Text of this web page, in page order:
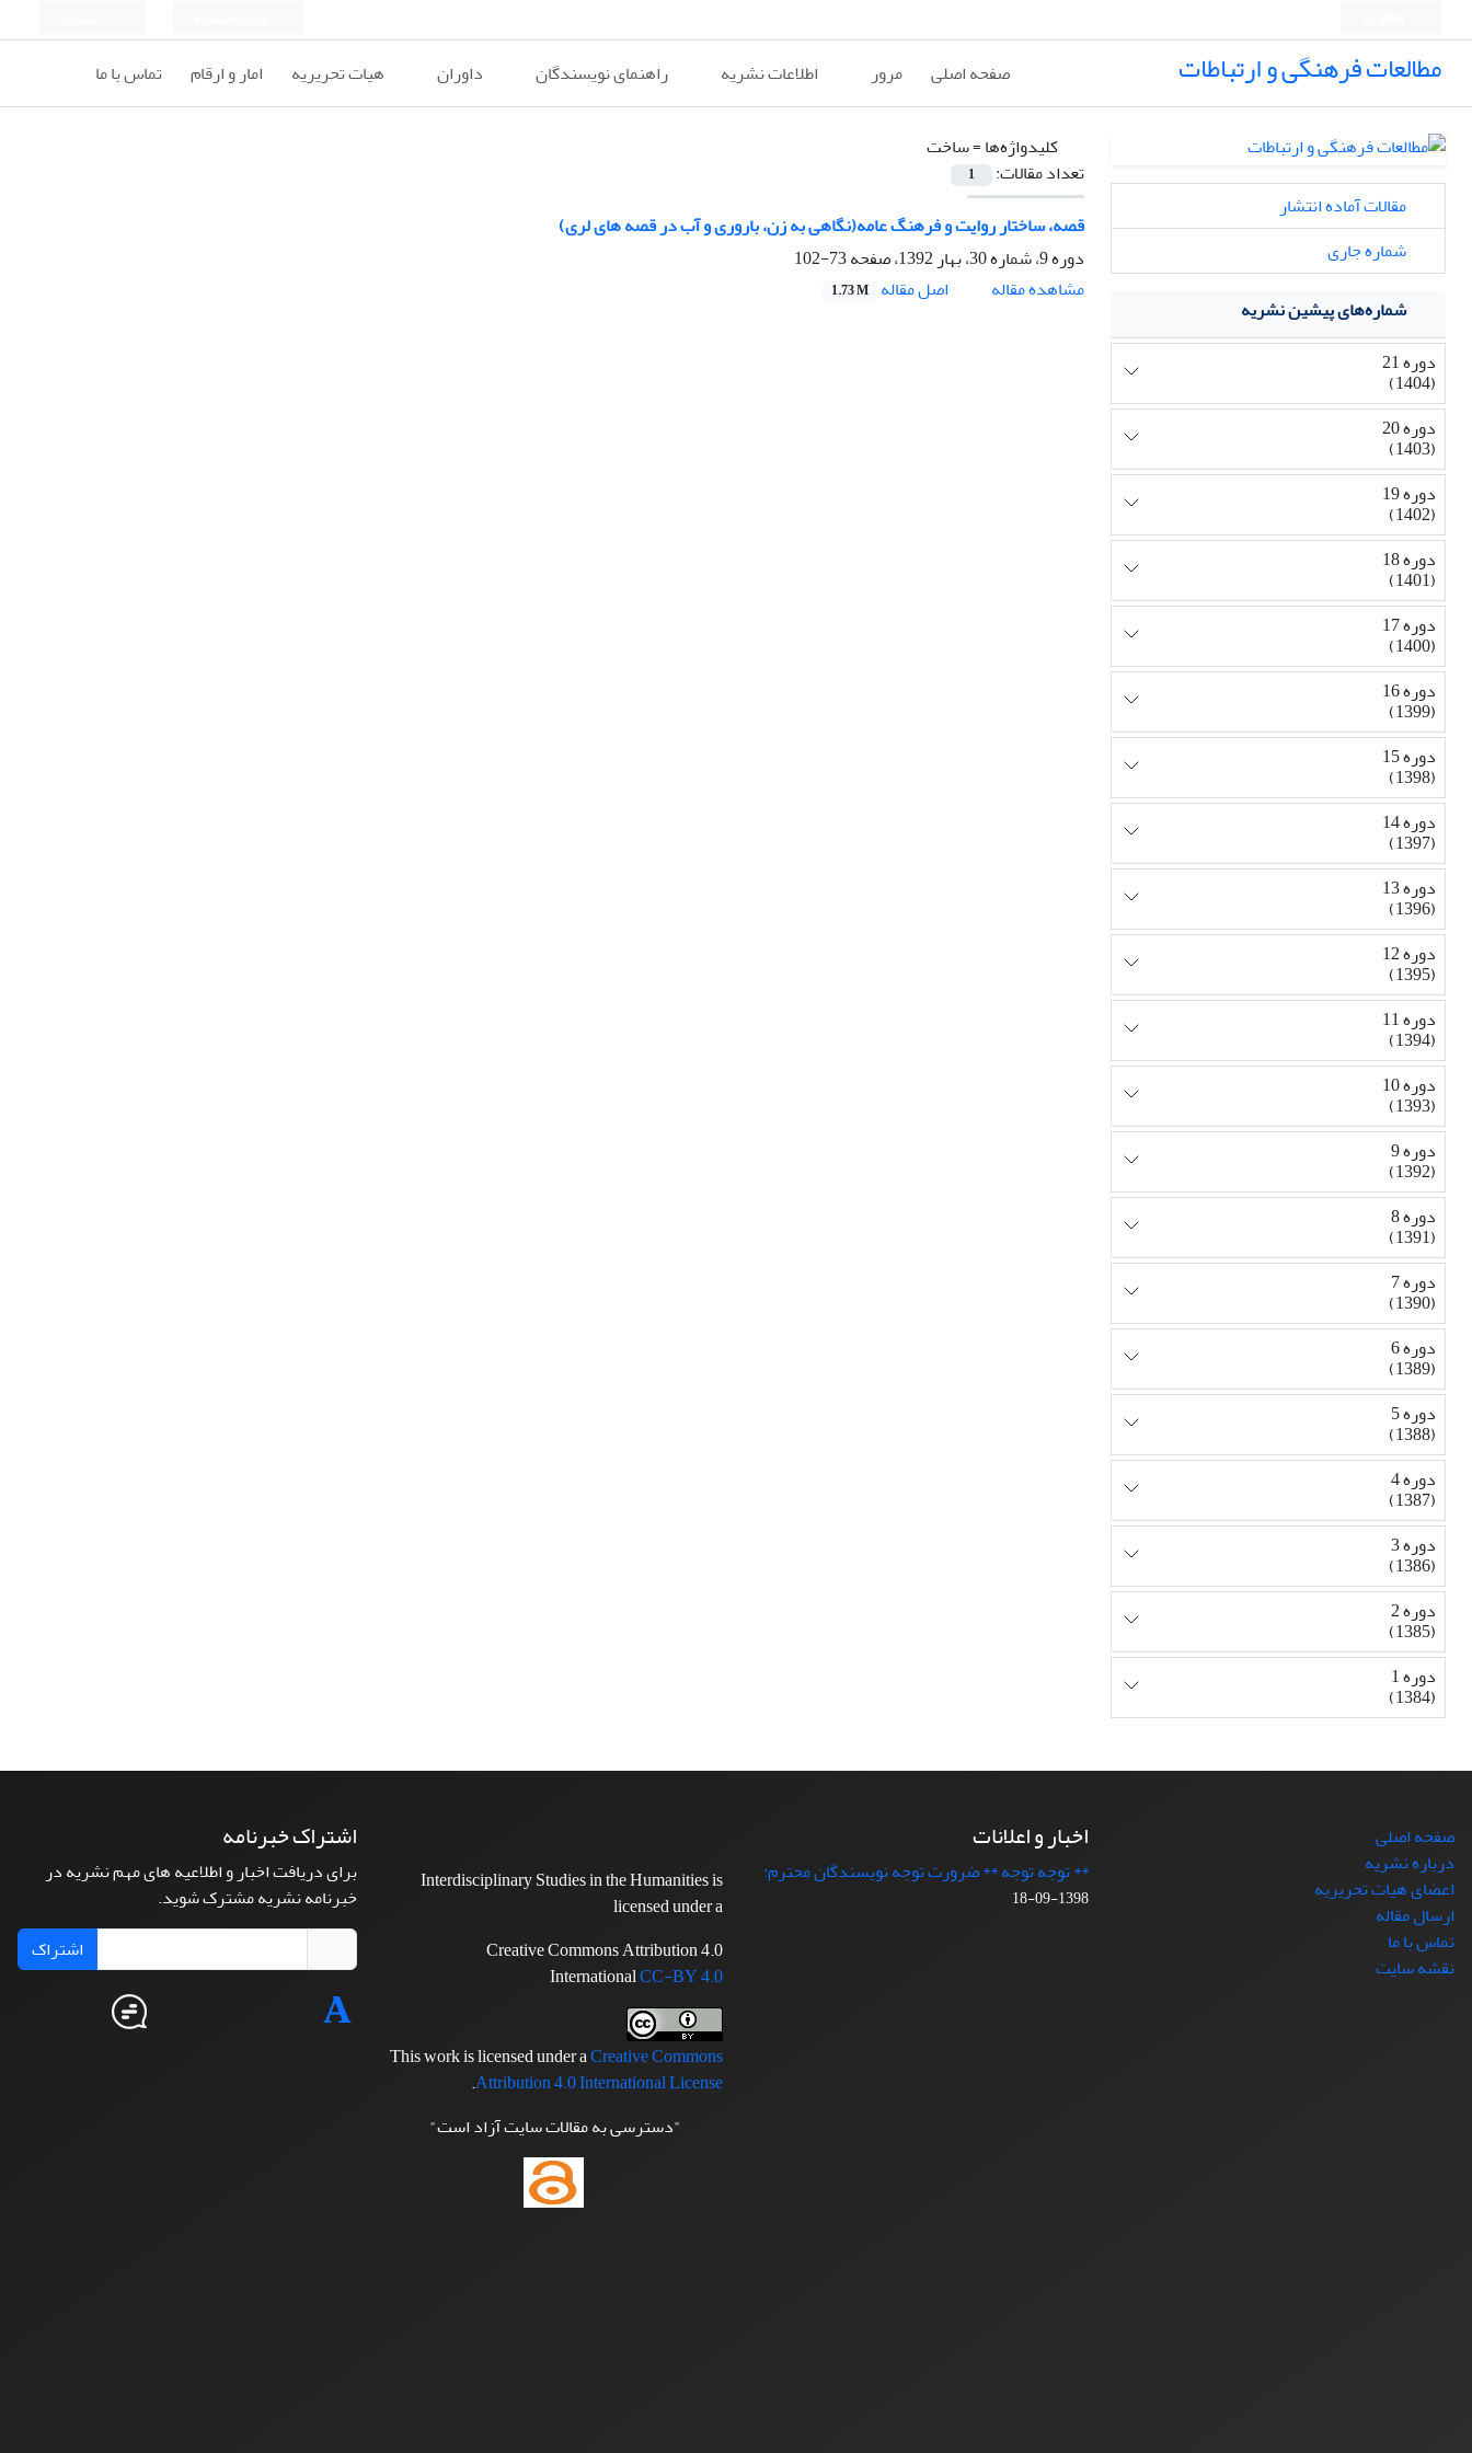
مطالعات فرهنگی و ارتباطات صفحه اصلی مرور اطلاعات نشریه راهنمای نویسندگان داوران هیات تحریریه امار و ارقام تماس با ما
کلیدواژه‌ها =ساخت
تعداد مقالات:
1
قصه، ساختار روایت و فرهنگ عامه(نگاهی به زن، باروری و آب در قصه های لری)
دوره 9، شماره 30، بهار 1392، صفحه
73-102
مشاهده مقاله
اصل مقاله 1.73 M
مقالات آماده انتشار
شماره جاری
شماره‌های پیشین نشریه
دوره 21
(1404)
دوره 20
(1403)
دوره 19
(1402)
دوره 18
(1401)
دوره 17
(1400)
دوره 16
(1399)
دوره 15
(1398)
دوره 14
(1397)
دوره 13
(1396)
دوره 12
(1395)
دوره 11
(1394)
دوره 10
(1393)
دوره 9
(1392)
دوره 8
(1391)
دوره 7
(1390)
دوره 6
(1389)
دوره 5
(1388)
دوره 4
(1387)
دوره 3
(1386)
دوره 2
(1385)
دوره 1
(1384)
صفحه اصلی
درباره نشریه
اعضای هیات تحریریه
ارسال مقاله
تماس با ما
نقشه سایت
اخبار و اعلانات
** توجه توجه ** ضرورت توجه نویسندگان محترم:
1398-09-18
Interdisciplinary Studies in the Humanities is
licensed under a
Creative Commons Attribution 4.0
InternationalCC-BY 4.0
This work is licensed under aCreative Commons
Attribution 4.0 International License
.
"دسترسی به مقالات سایت آزاد است"
اشتراک خبرنامه
برای دریافت اخبار و اطلاعیه های مهم نشریه در
خبرنامه نشریه مشترک شوید.
اشتراک